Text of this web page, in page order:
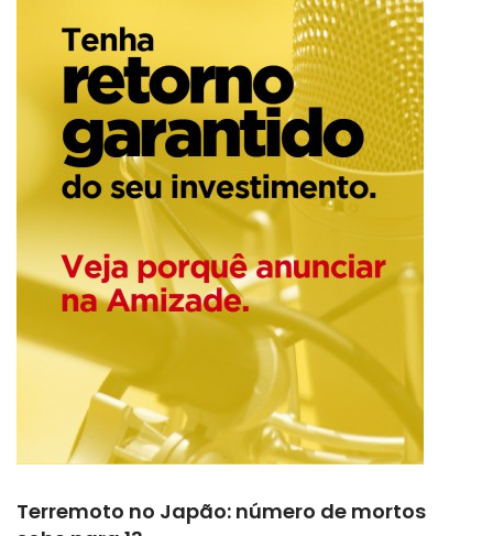
Terremoto no Japão: número de mortos